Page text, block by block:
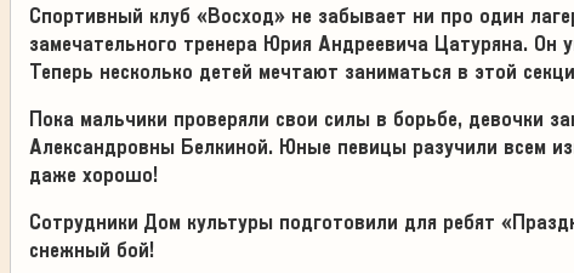
Спортивный клуб «Восход» не забывает ни про один
замечательного тренера Юрия Андреевича Цатуряна.
Теперь несколько детей мечтают заниматься в этой
Пока мальчики проверяли свои силы в борьбе, девочки
Александровны Белкиной. Юные певицы разучили всем
даже хорошо!
Сотрудники Дом культуры подготовили для ребят
снежный бой!